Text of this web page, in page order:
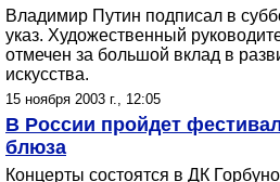
Владимир Путин подписал в
указ. Художественный
отмечен за большой вклад в
искусства.
15 ноября 2003 г., 12:05
В России пройдет
блюза
Концерты состоятся в ДК